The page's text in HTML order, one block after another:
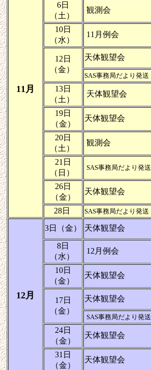
11月
6日
（土）
観測会
10日
（水）
11月例会
12日
（金）
天体観望会
SAS事務局だより発送
13日
（土）
天体観望会
19日
（金）
天体観望会
20日
（土）
観測会
21日
（日）
SAS事務局だより発送
26日
（金）
天体観望会
28日 SAS事務局だより発送
12月
3日（金） 天体観望会
8日
（水）
12月例会
10日
（金）
天体観望会
17日
（金）
天体観望会
SAS事務局だより発送
24日
（金）
天体観望会
31日
（金）
天体観望会